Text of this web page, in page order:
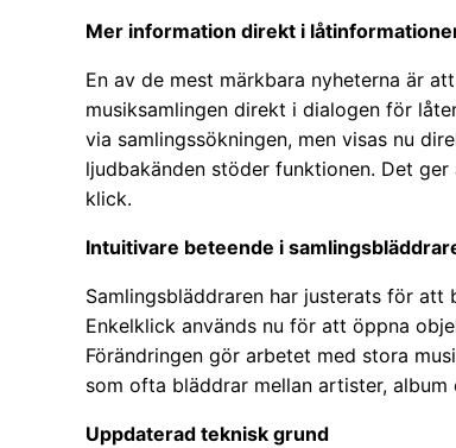
Mer information direkt i
En av de mest märkbara nyheterna är
musiksamlingen direkt i dialogen för
via samlingssökningen, men visas nu
ljudbakänden stöder funktionen. Det
klick.
Intuitivare beteende i
Samlingsbläddraren har justerats för
Enkelklick används nu för att öppna
Förändringen gör arbetet med stora
som ofta bläddrar mellan artister, album
Uppdaterad teknisk grund